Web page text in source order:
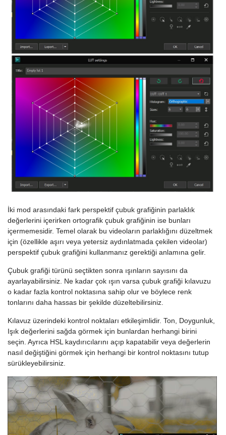
İki mod arasındaki fark perspektif çubuk grafiğinin parlaklık
değerlerini içerirken ortografik çubuk grafiğinin ise bunları
içermemesidir. Temel olarak bu videoların parlaklığını düzeltmek
için (özellikle aşırı veya yetersiz aydınlatmada çekilen videolar)
perspektif çubuk grafiğini kullanmanız gerektiği anlamına gelir.
Çubuk grafiği türünü seçtikten sonra ışınların sayısını da
ayarlayabilirsiniz. Ne kadar çok ışın varsa çubuk grafiği kılavuzu
o kadar fazla kontrol noktasına sahip olur ve böylece renk
tonlarını daha hassas bir şekilde düzeltebilirsiniz.
Kılavuz üzerindeki kontrol noktaları etkileşimlidir. Ton, Doygunluk,
Işık değerlerini sağda görmek için bunlardan herhangi birini
seçin. Ayrıca HSL kaydırıcılarını açıp kapatabilir veya değerlerin
nasıl değiştiğini görmek için herhangi bir kontrol noktasını tutup
sürükleyebilirsiniz.